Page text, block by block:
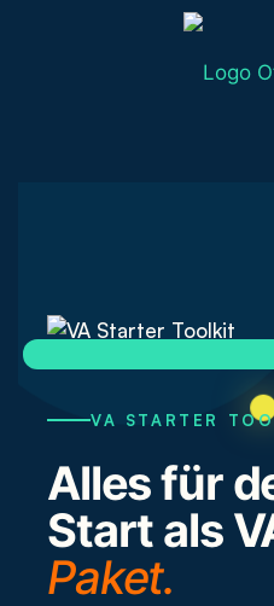
VA STARTER
Alles für
Start als
Paket.